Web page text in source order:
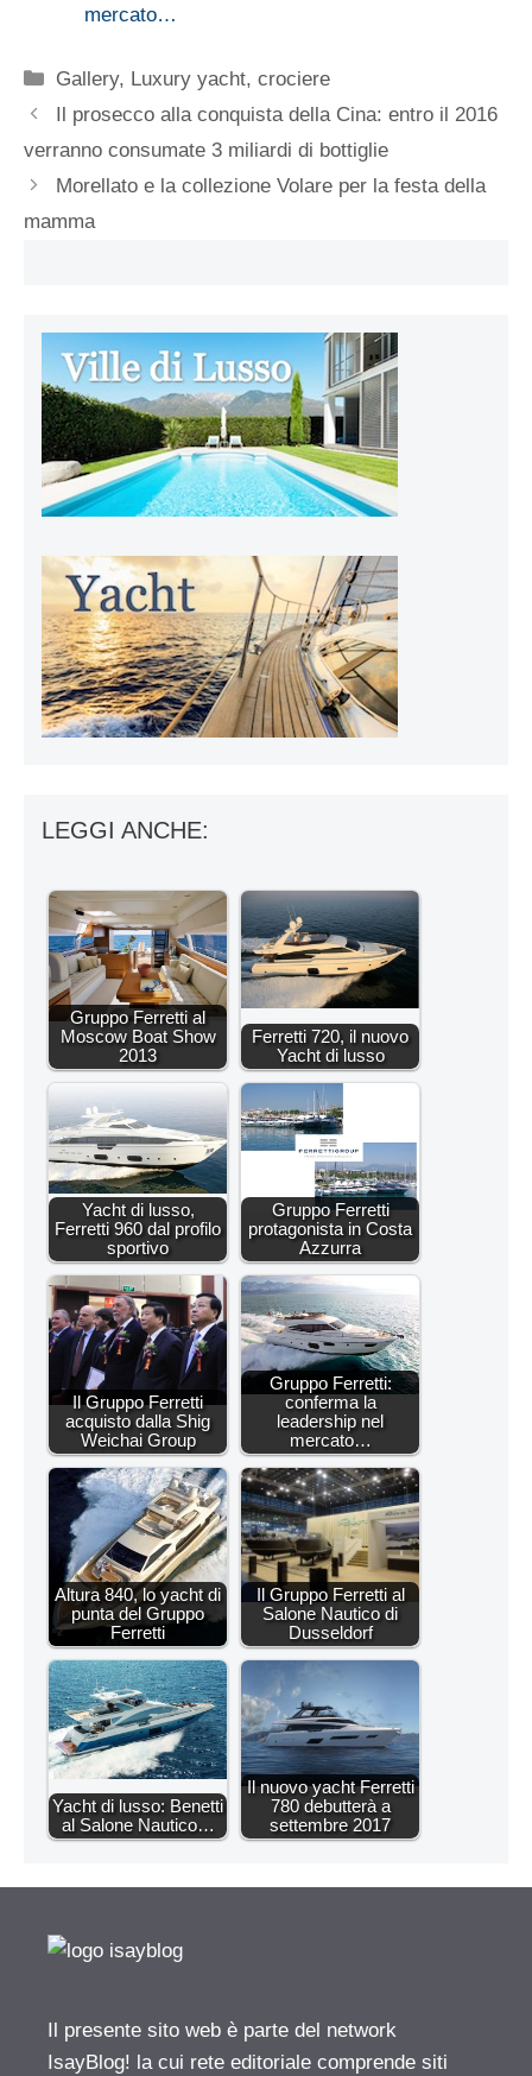
mercato…
Categorie
Gallery, Luxury yacht, crociere
Il prosecco alla conquista della Cina: entro il 2016
verranno consumate 3 miliardi di bottiglie
Morellato e la collezione Volare per la festa della
mamma
LEGGI ANCHE:
Gruppo Ferretti al
Moscow Boat Show
2013
Ferretti 720, il nuovo
Yacht di lusso
Yacht di lusso,
Ferretti 960 dal profilo
sportivo
Gruppo Ferretti
protagonista in Costa
Azzurra
Il Gruppo Ferretti
acquisto dalla Shig
Weichai Group
Gruppo Ferretti:
conferma la
leadership nel
mercato…
Altura 840, lo yacht di
punta del Gruppo
Ferretti
Il Gruppo Ferretti al
Salone Nautico di
Dusseldorf
Yacht di lusso: Benetti
al Salone Nautico…
Il nuovo yacht Ferretti
780 debutterà a
settembre 2017
Il presente sito web è parte del network
IsayBlog! la cui rete editoriale comprende siti